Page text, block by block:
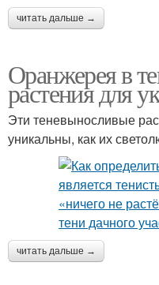
читать дальше →
Оранжерея в
растения для
Эти теневыносливые
уникальны, как их
читать дальше →